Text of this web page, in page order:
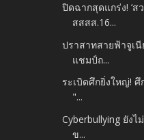
ปิดฉากสุดแกร่ง! ‘ส
สสสส.16...
ปราสาทสายฟ้าจูเ
แชมป์ถ...
ระเบิดศึกยิ่งใหญ่!
"...
Cyberbullying ยังไ
ข...